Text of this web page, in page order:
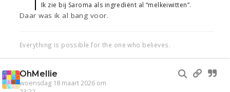
Ik zie bij Saroma als ingrediënt al “melkeiwitten”.
Daar was ik al bang voor.
Everything is possible for the one who believes.
OhMellie
woensdag 18 maart 2026 om